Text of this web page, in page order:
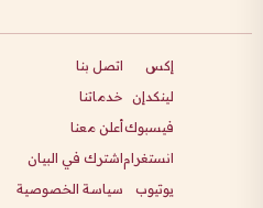
إكس
لينكدإن
فيسبوك
انستغرام
يوتيوب
اتصل بنا
خدماتنا
أعلن معنا
اشترك في البيان
سياسة الخصوصية